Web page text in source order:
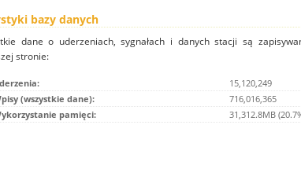
bazy danych
dane o uderzeniach, sygnałach i danych stacji są
stronie:
15,120,249
(wszystkie dane):
716,016,365
pamięci:
31,312.8MB